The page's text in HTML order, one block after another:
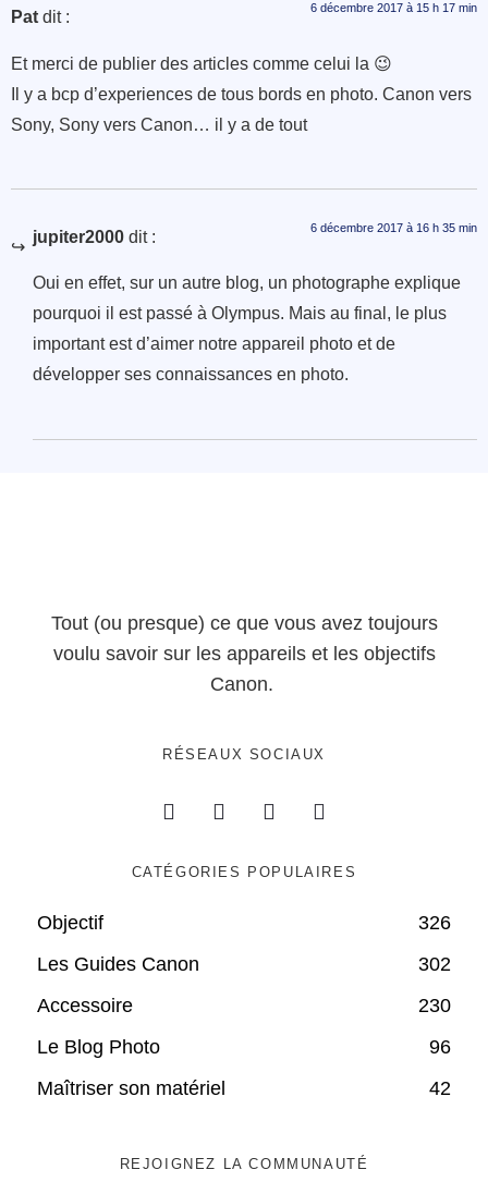
Pat dit : 6 décembre 2017 à 15 h 17 min
Et merci de publier des articles comme celui la 😉
Il y a bcp d’experiences de tous bords en photo. Canon vers
Sony, Sony vers Canon… il y a de tout
jupiter2000 dit : 6 décembre 2017 à 16 h 35 min
Oui en effet, sur un autre blog, un photographe explique
pourquoi il est passé à Olympus. Mais au final, le plus
important est d’aimer notre appareil photo et de
développer ses connaissances en photo.
Tout (ou presque) ce que vous avez toujours
voulu savoir sur les appareils et les objectifs
Canon.
RÉSEAUX SOCIAUX
CATÉGORIES POPULAIRES
Objectif
326
Les Guides Canon
302
Accessoire
230
Le Blog Photo
96
Maîtriser son matériel
42
REJOIGNEZ LA COMMUNAUTÉ